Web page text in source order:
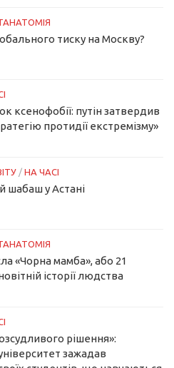
тиску на Москву?
ксенофобії: путін затвердив
протидії екстремізму»
/ НА ЧАСІ
шабаш у Астані
«Чорна мамба», або 21
історії людства
рішення»:
зажадав